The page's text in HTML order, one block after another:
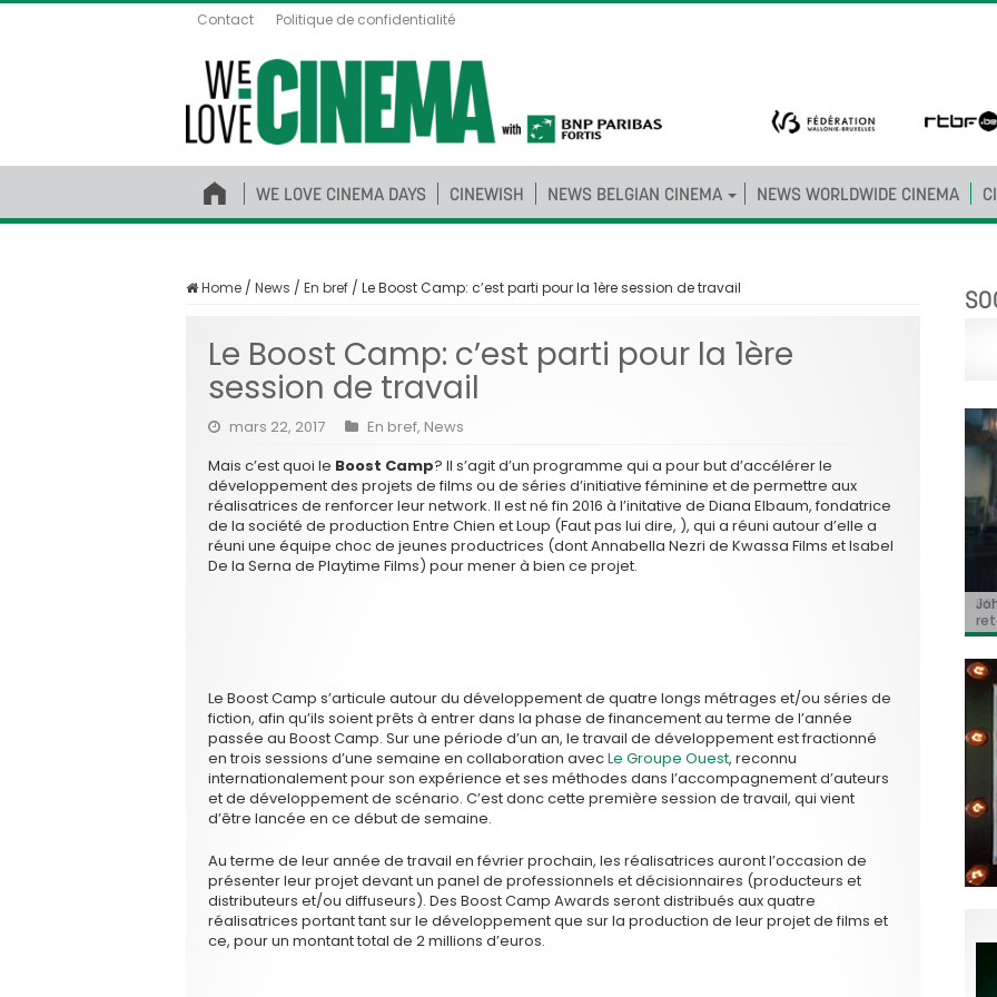
Contact Politique de confidentialité
WE LOVE CINEMA DAYS CINEWISH NEWS BELGIAN CINEMA NEWS WORLDWIDE CINEMA
Home / News / En bref / Le Boost Camp: c’est parti pour la 1ère session de travail
Le Boost Camp: c’est parti pour la 1ère
session de travail
mars 22, 2017 En bref, News
Mais c’est quoi le Boost Camp? Il s’agit d’un programme qui a pour but d’accélérer le
développement des projets de films ou de séries d’initiative féminine et de permettre aux
réalisatrices de renforcer leur network. Il est né fin 2016 à l’initative de Diana Elbaum, fondatrice
de la société de production Entre Chien et Loup (Faut pas lui dire, ), qui a réuni autour d’elle a
réuni une équipe choc de jeunes productrices (dont Annabella Nezri de Kwassa Films et Isabel
De la Serna de Playtime Films) pour mener à bien ce projet.
Le Boost Camp s’articule autour du développement de quatre longs métrages et/ou séries de
fiction, afin qu’ils soient prêts à entrer dans la phase de financement au terme de l’année
passée au Boost Camp. Sur une période d’un an, le travail de développement est fractionné
en trois sessions d’une semaine en collaboration avecLe Groupe Ouest, reconnu
internationalement pour son expérience et ses méthodes dans l’accompagnement d’auteurs
et de développement de scénario. C’est donc cette première session de travail, qui vient
d’être lancée en ce début de semaine.
Au terme de leur année de travail en février prochain, les réalisatrices auront l’occasion de
présenter leur projet devant un panel de professionnels et décisionnaires (producteurs et
distributeurs et/ou diffuseurs). Des Boost Camp Awards seront distribués aux quatre
réalisatrices portant tant sur le développement que sur la production de leur projet de films et
ce, pour un montant total de 2 millions d’euros.
du
«
«